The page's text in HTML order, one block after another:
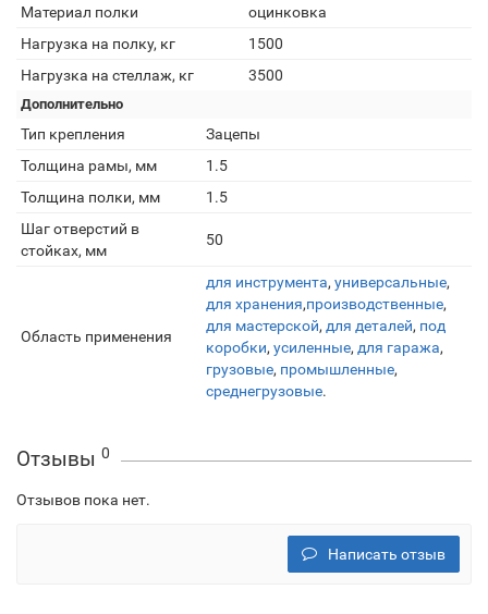
Материал полки
оцинковка
Нагрузка на полку, кг
1500
Нагрузка на стеллаж, кг
3500
Дополнительно
Тип крепления
Зацепы
Толщина рамы, мм
1.5
Толщина полки, мм
1.5
Шаг отверстий в
стойках, мм
50
Область применения
для инструмента, универсальные,
для хранения,производственные,
для мастерской, для деталей, под
коробки, усиленные, для гаража,
грузовые, промышленные,
среднегрузовые.
Отзывы 0
Отзывов пока нет.
Написать отзыв